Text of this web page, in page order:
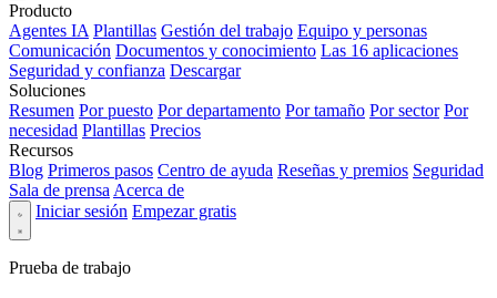
Producto
Agentes IA Plantillas Gestión del trabajo Equipo y personas
Comunicación Documentos y conocimiento Las 16 aplicaciones
Seguridad y confianza Descargar
Soluciones
Resumen Por puesto Por departamento Por tamaño Por sector Por
necesidad Plantillas Precios
Recursos
Blog Primeros pasos Centro de ayuda Reseñas y premios Seguridad
Sala de prensa Acerca de
Iniciar sesión Empezar gratis
Prueba de trabajo